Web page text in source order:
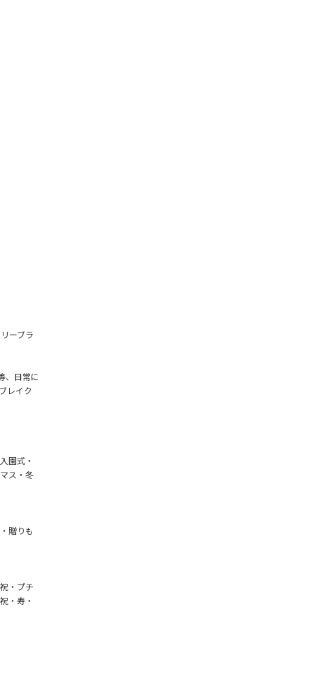
ーブラ
、日常に
レイク
園式・
ス・冬
贈りも
・プチ
・寿・